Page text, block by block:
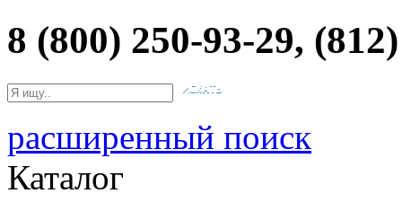
8 (800) 250-93-29,
расширенный поиск
Каталог